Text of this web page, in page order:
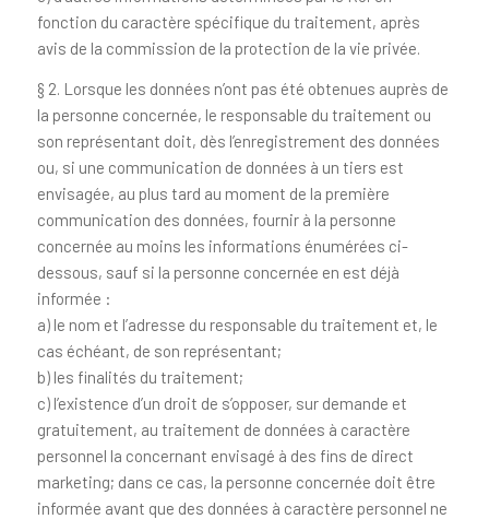
fonction du caractère spécifique du traitement, après
avis de la commission de la protection de la vie privée.
§ 2. Lorsque les données n’ont pas été obtenues auprès de
la personne concernée, le responsable du traitement ou
son représentant doit, dès l’enregistrement des données
ou, si une communication de données à un tiers est
envisagée, au plus tard au moment de la première
communication des données, fournir à la personne
concernée au moins les informations énumérées ci-
dessous, sauf si la personne concernée en est déjà
informée :
a) le nom et l’adresse du responsable du traitement et, le
cas échéant, de son représentant;
b) les finalités du traitement;
c) l’existence d’un droit de s’opposer, sur demande et
gratuitement, au traitement de données à caractère
personnel la concernant envisagé à des fins de direct
marketing; dans ce cas, la personne concernée doit être
informée avant que des données à caractère personnel ne